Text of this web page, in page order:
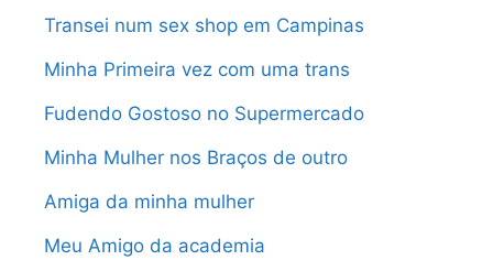
Transei num sex shop em Campinas
Minha Primeira vez com uma trans
Fudendo Gostoso no Supermercado
Minha Mulher nos Braços de outro
Amiga da minha mulher
Meu Amigo da academia